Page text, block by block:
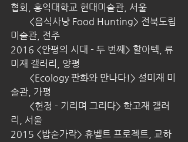
협회, 홍익대학교 현대미술관, 서울
<음식사냥 Food Hunting> 전북도립
미술관, 전주
2016 <안평의 시대 - 두 번째> 할아텍, 류
미재 갤러리, 양평
<Ecology 판화와 만나다!> 설미재 미
술관, 가평
<헌정 - 기리며 그리다> 학고재 갤러
리, 서울
2015 <밥숟가락> 휴벨트 프로젝트, 교하